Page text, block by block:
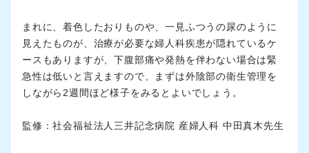
まれに、着色したおりものや、一見ふつうの尿のように
見えたものが、治療が必要な婦人科疾患が隠れているケ
ースもありますが、下腹部痛や発熱を伴わない場合は緊
急性は低いと言えますので、まずは外陰部の衛生管理を
しながら2週間ほど様子をみるとよいでしょう。
監修：社会福祉法人三井記念病院 産婦人科 中田真木先生